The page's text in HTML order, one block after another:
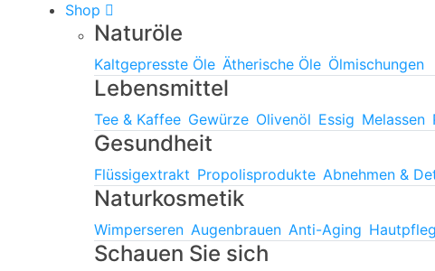
Shop
Naturöle
Kaltgepresste Öle Ätherische Öle Ölmischungen
Lebensmittel
Tee & Kaffee Gewürze Olivenöl Essig Melassen
Gesundheit
Flüssigextrakt Propolisprodukte Abnehmen &
Naturkosmetik
Wimperseren Augenbrauen Anti-Aging
Schauen Sie sich